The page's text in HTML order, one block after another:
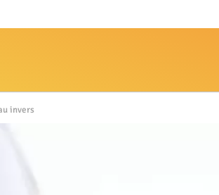
invers